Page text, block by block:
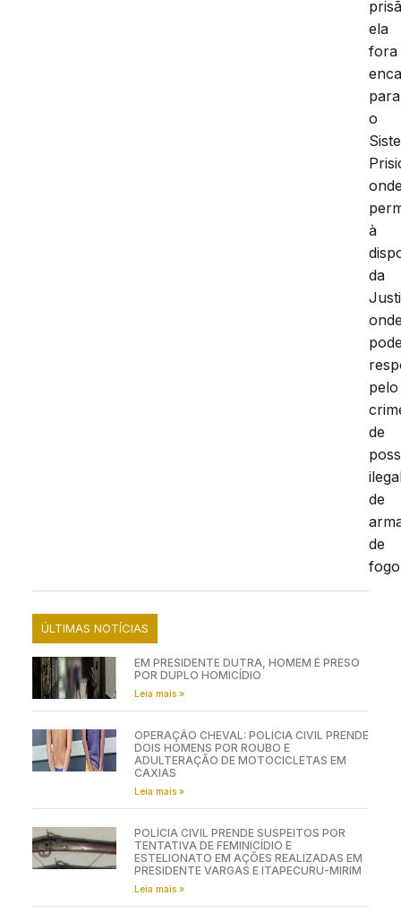
ela
fora
para
o
à
da
pelo
de
de
de
ÚLTIMAS NOTÍCIAS
EM PRESIDENTE DUTRA, HOMEM É PRESO
POR DUPLO HOMICÍDIO
Leia mais »
OPERAÇÃO CHEVAL: POLÍCIA CIVIL PRENDE
DOIS HOMENS POR ROUBO E
ADULTERAÇÃO DE MOTOCICLETAS EM
CAXIAS
Leia mais »
POLÍCIA CIVIL PRENDE SUSPEITOS POR
TENTATIVA DE FEMINICÍDIO E
ESTELIONATO EM AÇÕES REALIZADAS EM
PRESIDENTE VARGAS E ITAPECURU-MIRIM
Leia mais »